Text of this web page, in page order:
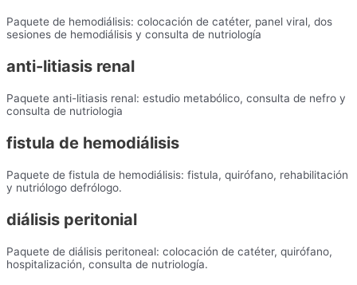
Paquete de hemodiálisis: colocación de catéter, panel viral, dos
sesiones de hemodiálisis y consulta de nutriología
anti-litiasis renal
Paquete anti-litiasis renal: estudio metabólico, consulta de nefro y
consulta de nutriologia
fistula de hemodiálisis
Paquete de fistula de hemodiálisis: fistula, quirófano, rehabilitación
y nutriólogo defrólogo.
diálisis peritonial
Paquete de diálisis peritoneal: colocación de catéter, quirófano,
hospitalización, consulta de nutriología.